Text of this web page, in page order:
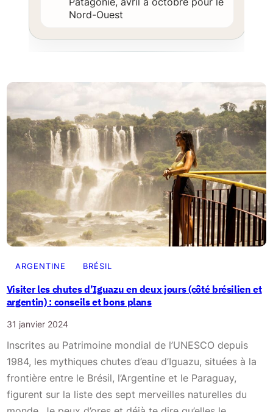
Nord-Ouest
ARGENTINE BRÉSIL
Visiter les chutes d’Iguazu en deux jours (côté brésilien et
argentin) : conseils et bons plans
31 janvier 2024
Inscrites au Patrimoine mondial de l’UNESCO depuis
1984, les mythiques chutes d’eau d’Iguazu, situées à la
frontière entre le Brésil, l’Argentine et le Paraguay,
figurent sur la liste des sept merveilles naturelles du